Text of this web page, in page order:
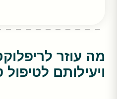
מה עוזר
ויעילותם